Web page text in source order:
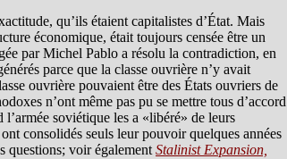
qu’ils étaient capitalistes d’État. Mais
économique, était toujours censée être un
par Michel Pablo a résolu la contradiction, en
parce que la classe ouvrière n’y avait
ouvrière pouvaient être des États ouvriers de
n’ont même pas pu se mettre tous d’accord
soviétique les a «libéré» de leurs
consolidés seuls leur pouvoir quelques années
questions; voir également Stalinist Expansion,